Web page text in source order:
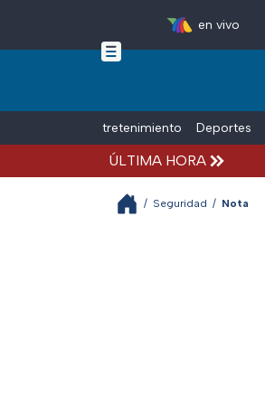
Skip to main content
en vivo
Entretenimiento Deportes
ÚLTIMA HORA
/ Seguridad / Nota